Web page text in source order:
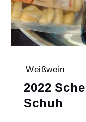
Weißwein
2022
Schuh